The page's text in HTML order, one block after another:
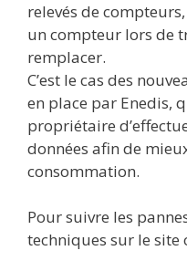
relevés de
un compteur lors de
remplacer.
C’est le cas des
en place par Enedis,
propriétaire
données afin de
consommation.
Pour suivre les
techniques sur le site